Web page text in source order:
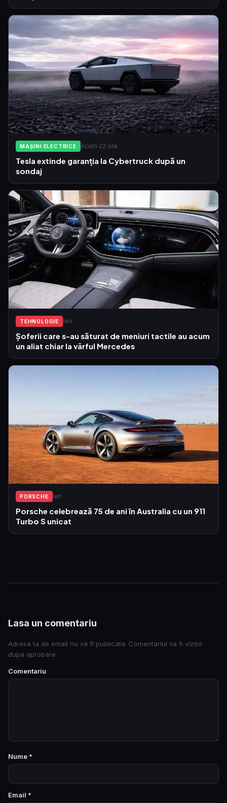
MAȘINI ELECTRICE Acum 22 ore
Tesla extinde garanția la Cybertruck după un
sondaj
TEHNOLOGIE Ieri
Șoferii care s-au săturat de meniuri tactile au acum
un aliat chiar la vârful Mercedes
PORSCHE Ieri
Porsche celebrează 75 de ani în Australia cu un 911
Turbo S unicat
Lasa un comentariu
Adresa ta de email nu va fi publicata. Comentariul va fi vizibil
dupa aprobare.
Comentariu
Nume *
Email *